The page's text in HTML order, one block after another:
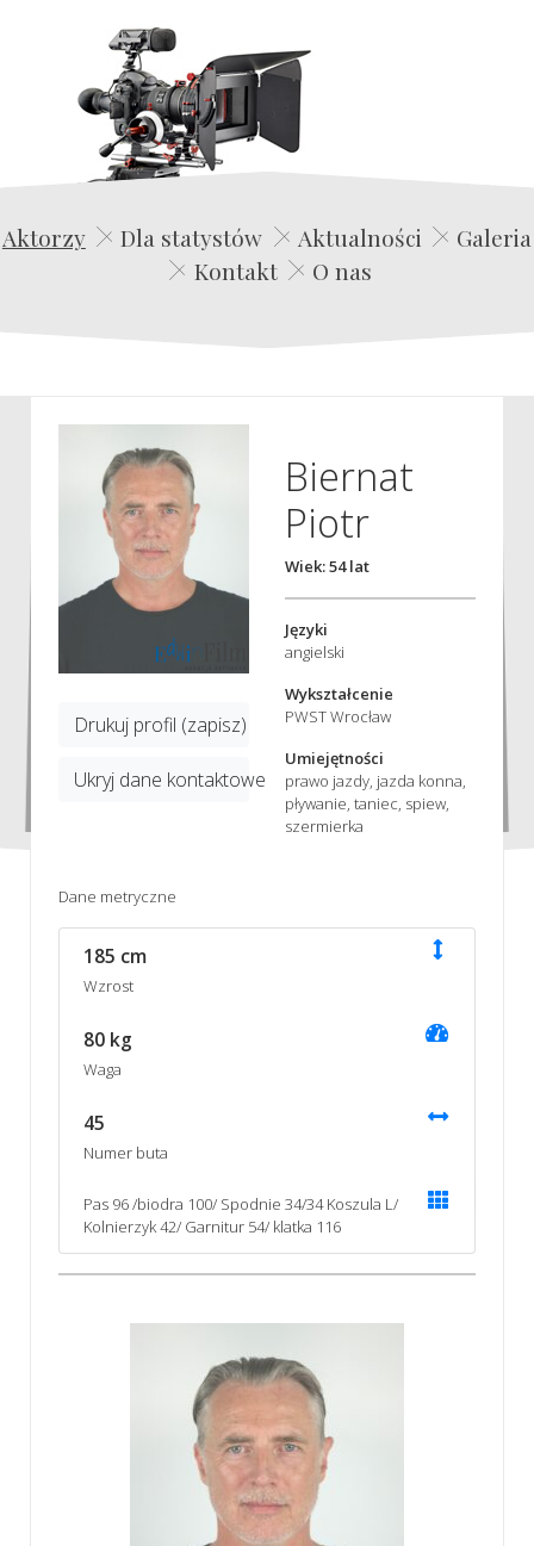
Edwin Film Agencja Aktorska
Aktorzy Dla statystów Aktualności
Galeria
Kontakt
O nas
Drukuj profil (zapisz)
Ukryj dane kontaktowe
Biernat
Piotr
Wiek: 54 lat
Języki
angielski
Wykształcenie
PWST Wrocław
Umiejętności
prawo jazdy, jazda konna,
pływanie, taniec, spiew,
szermierka
Dane metryczne
185 cm
Wzrost
80 kg
Waga
45
Numer buta
Pas 96 /biodra 100/ Spodnie 34/34 Koszula L/
Kolnierzyk 42/ Garnitur 54/ klatka 116